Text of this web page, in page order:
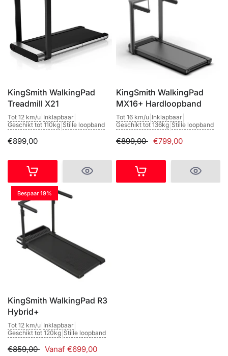
KingSmith WalkingPad
Treadmill X21
Tot 12 km/u Inklapbaar
Geschikt tot 110kg Stille loopband
€899,00
KingSmith WalkingPad
MX16+ Hardloopband
Tot 16 km/u Inklapbaar
Geschikt tot 136kg Stille loopband
€899,00 €799,00
Bespaar 19%
KingSmith WalkingPad R3
Hybrid+
Tot 12 km/u Inklapbaar
Geschikt tot 120kg Stille loopband
€859,00 Vanaf €699,00